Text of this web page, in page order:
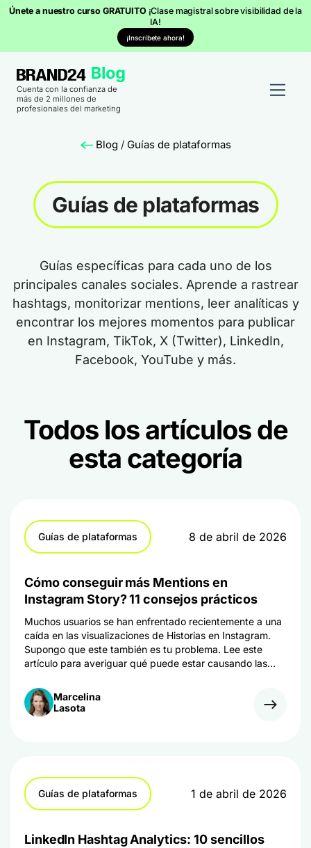
Únete a nuestro curso GRATUITO ¡Clase magistral sobre visibilidad de la
IA!
¡Inscríbete ahora!
Cuenta con la confianza de
más de 2 millones de
profesionales del marketing
Blog / Guías de plataformas
Guías de plataformas
Guías específicas para cada uno de los
principales canales sociales. Aprende a rastrear
hashtags, monitorizar mentions, leer analíticas y
encontrar los mejores momentos para publicar
en Instagram, TikTok, X (Twitter), LinkedIn,
Facebook, YouTube y más.
Todos los artículos de
esta categoría
Guías de plataformas 8 de abril de 2026
Cómo conseguir más Mentions en
Instagram Story? 11 consejos prácticos
Muchos usuarios se han enfrentado recientemente a una
caída en las visualizaciones de Historias en Instagram.
Supongo que este también es tu problema. Lee este
artículo para averiguar qué puede estar causando las
para aumentarlas.
Marcelina
Lasota
Guías de plataformas 1 de abril de 2026
LinkedIn Hashtag Analytics: 10 sencillos